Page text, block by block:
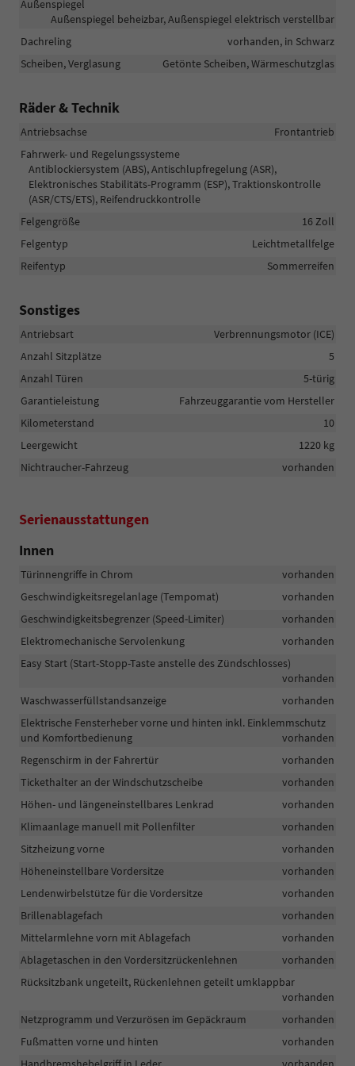
Außenspiegel
Außenspiegel beheizbar, Außenspiegel elektrisch verstellbar
Dachreling
vorhanden, in Schwarz
Scheiben, Verglasung
Getönte Scheiben, Wärmeschutzglas
Räder & Technik
Antriebsachse
Frontantrieb
Fahrwerk- und Regelungssysteme
Antiblockiersystem (ABS), Antischlupfregelung (ASR),
Elektronisches Stabilitäts-Programm (ESP), Traktionskontrolle
(ASR/CTS/ETS), Reifendruckkontrolle
Felgengröße
16 Zoll
Felgentyp
Leichtmetallfelge
Reifentyp
Sommerreifen
Sonstiges
Antriebsart
Verbrennungsmotor (ICE)
Anzahl Sitzplätze
5
Anzahl Türen
5-türig
Garantieleistung
Fahrzeuggarantie vom Hersteller
Kilometerstand
10
Leergewicht
1220 kg
Nichtraucher-Fahrzeug
vorhanden
Serienausstattungen
Innen
Türinnengriffe in Chrom
vorhanden
Geschwindigkeitsregelanlage (Tempomat)
vorhanden
Geschwindigkeitsbegrenzer (Speed-Limiter)
vorhanden
Elektromechanische Servolenkung
vorhanden
Easy Start (Start-Stopp-Taste anstelle des Zündschlosses)
vorhanden
Waschwasserfüllstandsanzeige
vorhanden
Elektrische Fensterheber vorne und hinten inkl. Einklemmschutz
und Komfortbedienung
vorhanden
Regenschirm in der Fahrertür
vorhanden
Tickethalter an der Windschutzscheibe
vorhanden
Höhen- und längeneinstellbares Lenkrad
vorhanden
Klimaanlage manuell mit Pollenfilter
vorhanden
Sitzheizung vorne
vorhanden
Höheneinstellbare Vordersitze
vorhanden
Lendenwirbelstütze für die Vordersitze
vorhanden
Brillenablagefach
vorhanden
Mittelarmlehne vorn mit Ablagefach
vorhanden
Ablagetaschen in den Vordersitzrückenlehnen
vorhanden
Rücksitzbank ungeteilt, Rückenlehnen geteilt umklappbar
vorhanden
Netzprogramm und Verzurösen im Gepäckraum
vorhanden
Fußmatten vorne und hinten
vorhanden